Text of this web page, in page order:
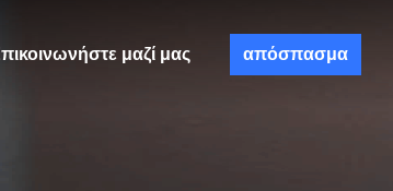
μαζί μας απόσπασμα